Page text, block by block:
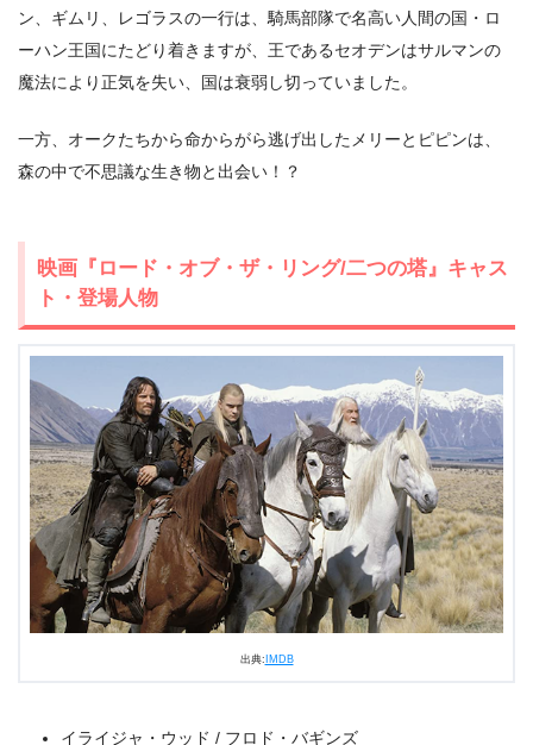
出典: U-NEXT
＼＼31日間無料!!お試し解約もOK／／
今すぐ無料でU-NEXTで見る
ン、ギムリ、レゴラスの一行は、騎馬部隊で名高い人間の国・ロ
ーハン王国にたどり着きますが、王であるセオデンはサルマンの
魔法により正気を失い、国は衰弱し切っていました。
一方、オークたちから命からがら逃げ出したメリーとピピンは、
森の中で不思議な生き物と出会い！？
映画『ロード・オブ・ザ・リング/二つの塔』キャス
ト・登場人物
出典: IMDB
イライジャ・ウッド / フロド・バギンズ